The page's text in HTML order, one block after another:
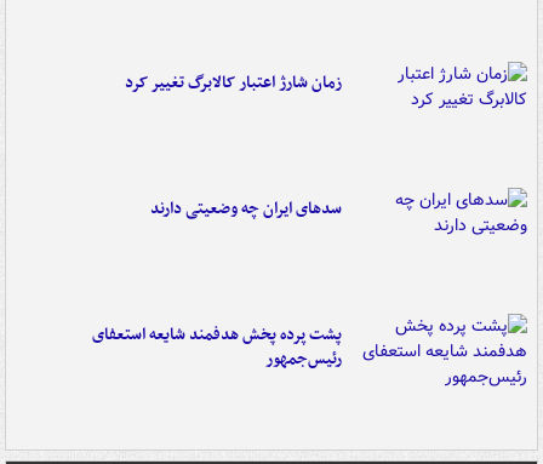
زمان شارژ اعتبار کالابرگ تغییر کرد
سدهای ایران چه وضعیتی دارند
پشت پرده پخش هدفمند شایعه استعفای
رئیس‌جمهور